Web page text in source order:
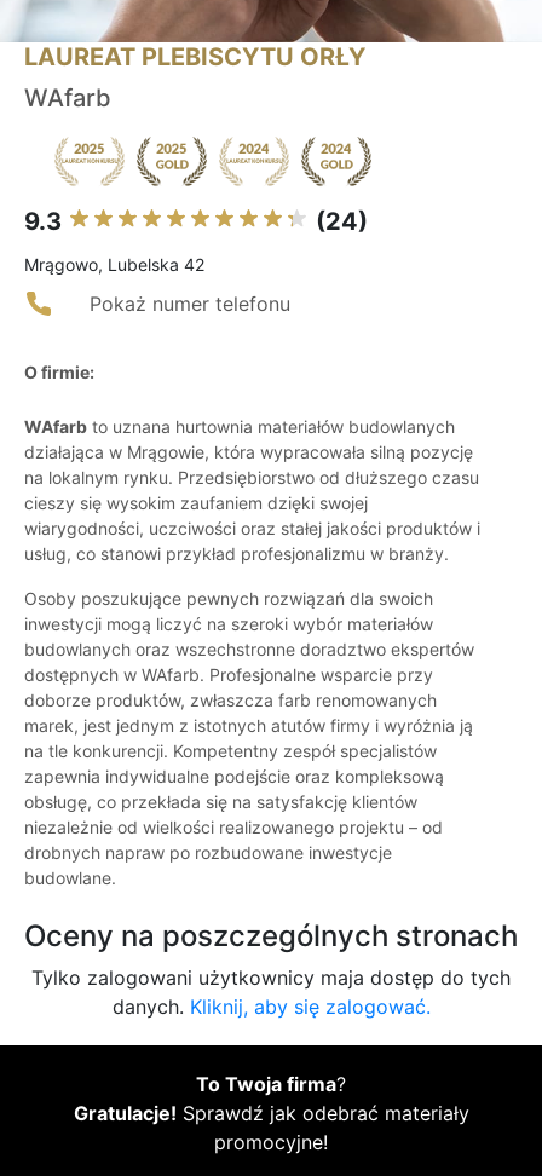
LAUREAT PLEBISCYTU ORŁY
WAfarb
9.3 (24)
Mrągowo, Lubelska 42
Pokaż numer telefonu
O firmie:
WAfarb to uznana hurtownia materiałów budowlanych
działająca w Mrągowie, która wypracowała silną pozycję
na lokalnym rynku. Przedsiębiorstwo od dłuższego czasu
cieszy się wysokim zaufaniem dzięki swojej
wiarygodności, uczciwości oraz stałej jakości produktów i
usług, co stanowi przykład profesjonalizmu w branży.
Osoby poszukujące pewnych rozwiązań dla swoich
inwestycji mogą liczyć na szeroki wybór materiałów
budowlanych oraz wszechstronne doradztwo ekspertów
dostępnych w WAfarb. Profesjonalne wsparcie przy
doborze produktów, zwłaszcza farb renomowanych
marek, jest jednym z istotnych atutów firmy i wyróżnia ją
na tle konkurencji. Kompetentny zespół specjalistów
zapewnia indywidualne podejście oraz kompleksową
obsługę, co przekłada się na satysfakcję klientów
niezależnie od wielkości realizowanego projektu – od
drobnych napraw po rozbudowane inwestycje
budowlane.
Oceny na poszczególnych stronach
Tylko zalogowani użytkownicy maja dostęp do tych
danych. Kliknij, aby się zalogować.
To Twoja firma?
Gratulacje! Sprawdź jak odebrać materiały
promocyjne!